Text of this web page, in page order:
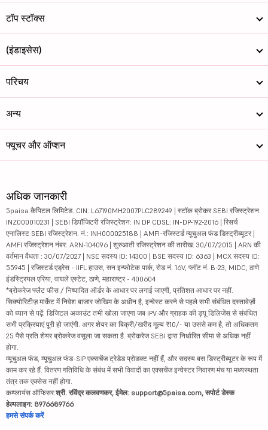
टॉप स्टॉक्स
(इंडाइसेस)
परिचय
अन्य
फ्यूचर और ऑप्शन
अधिक जानकारी
5paisa कैपिटल लिमिटेड. CIN: L67190MH2007PLC289249 | स्टॉक ब्रोकर SEBI रजिस्ट्रेशन:
INZ000010231 | SEBI डिपॉजिटरी रजिस्ट्रेशन: IN DP CDSL: IN-DP-192-2016 | रिसर्च
एनालिस्ट SEBI रजिस्ट्रेशन. नं.: INH000025188 | AMFI-रजिस्टर्ड म्यूचुअल फंड डिस्ट्रीब्यूटर |
AMFI रजिस्ट्रेशन नंबर: ARN-104096 | शुरुआती रजिस्ट्रेशन की तारीख: 30/07/2015 | ARN की
वर्तमान वैधता : 30/07/2027 | NSE सदस्य ID: 14300 | BSE सदस्य ID: 6363 | MCX सदस्य ID:
55945 | रजिस्टर्ड एड्रेस - IIFL हाउस, सन इन्फोटेक पार्क, रोड नं. 16V, प्लॉट नं. B-23, MIDC, ठाणे
इंडस्ट्रियल एरिया, वाघले एस्टेट, ठाणे, महाराष्ट्र - 400604
*ब्रोकरेज फ्लैट फीस / निष्पादित ऑर्डर के आधार पर लगाई जाएगी, प्रतिशत आधार पर नहीं.
सिक्योरिटीज़ मार्केट में निवेश बाजार जोखिम के अधीन है, इन्वेस्ट करने से पहले सभी संबंधित दस्तावेज़ों
को ध्यान से पढ़ें. डिजिटल अकाउंट तभी खोला जाएगा जब IPV और ग्राहक की ड्यू डिलिजेंस से संबंधित
सभी प्रक्रियाएं पूरी हो जाएंगी. अगर शेयर का बिक्री/खरीद मूल्य ₹10/- या उससे कम है, तो अधिकतम
25 पैसे प्रति शेयर ब्रोकरेज वसूला जा सकता है. ब्रोकरेज SEBI द्वारा निर्धारित सीमा से अधिक नहीं
होगा.
म्यूचुअल फंड, म्यूचुअल फंड-SIP एक्सचेंज ट्रेडेड प्रोडक्ट नहीं हैं, और सदस्य बस डिस्ट्रीब्यूटर के रूप में
काम कर रहे हैं. वितरण गतिविधि के संबंध में सभी विवादों का एक्सचेंज इन्वेस्टर निवारण मंच या मध्यस्थता
तंत्र तक एक्सेस नहीं होगा.
कम्प्लायंस ऑफिसर:श्री. रविंद्र कलवणकर, ईमेल: support@5paisa.com, सपोर्ट डेस्क
हेल्पलाइन: 8976689766
हमसे संपर्क करें